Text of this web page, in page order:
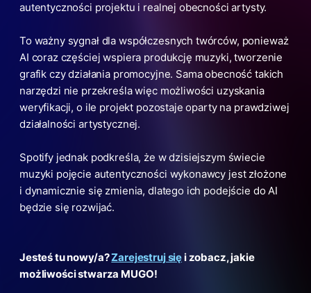
autentyczności projektu i realnej obecności artysty.
To ważny sygnał dla współczesnych twórców, ponieważ
AI coraz częściej wspiera produkcję muzyki, tworzenie
grafik czy działania promocyjne. Sama obecność takich
narzędzi nie przekreśla więc możliwości uzyskania
weryfikacji, o ile projekt pozostaje oparty na prawdziwej
działalności artystycznej.
Spotify jednak podkreśla, że w dzisiejszym świecie
muzyki pojęcie autentyczności wykonawcy jest złożone
i dynamicznie się zmienia, dlatego ich podejście do AI
będzie się rozwijać.
Jesteś tu nowy/a?Zarejestruj sięi zobacz, jakie
możliwości stwarza MUGO!